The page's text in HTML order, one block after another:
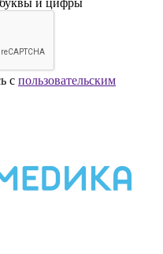
буквы и цифры
с пользовательским